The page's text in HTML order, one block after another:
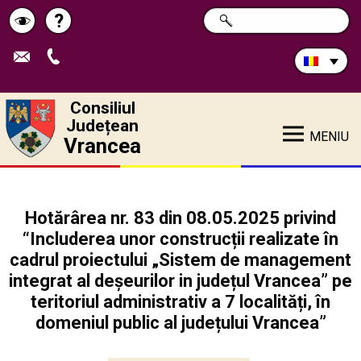
Schimbă
contrastul
Pagina
de
?
Caută
în
CAUTĂ
Consiliul
Județean
Vrancea MENIU
Hotărârea nr. 83 din 08.05.2025 privind
“Includerea unor construcții realizate în
cadrul proiectului „Sistem de management
integrat al deșeurilor in județul Vrancea” pe
teritoriul administrativ a 7 localități, în
domeniul public al județului Vrancea”